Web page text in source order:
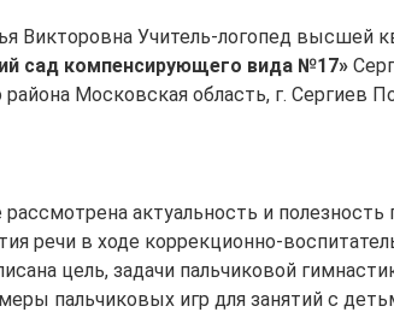
Викторовна Учитель-логопед высшей
сад компенсирующего вида №17»
района Московская область, г. Сергиев
актуальность и полезность
речи в ходе коррекционно-
цель, задачи пальчиковой
пальчиковых игр для занятий с